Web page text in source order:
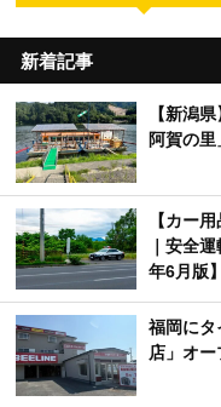
新着記事
【新潟
阿賀の
【カー
｜安全
年6月版】
福岡にタ
店」オ